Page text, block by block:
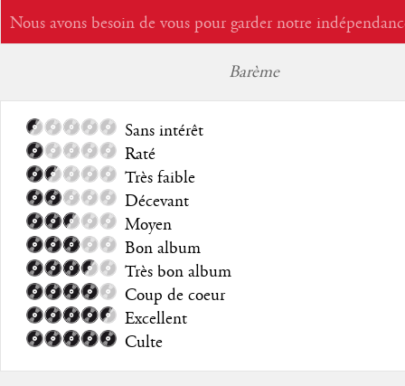
Nous avons besoin de vous pour garder notre
Barème
Sans intérêt
Raté
Très faible
Décevant
Moyen
Bon album
Très bon album
Coup de coeur
Excellent
Culte